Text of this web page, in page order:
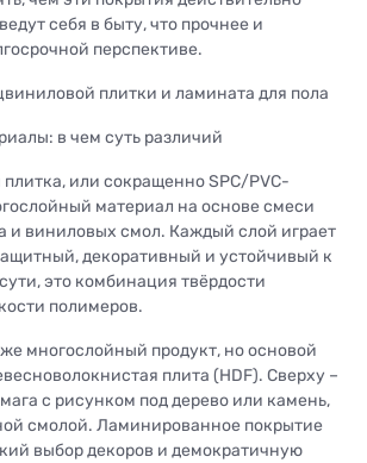
себя в быту, что прочнее и
перспективе.
плитки и ламината для пола
в чем суть различий
или сокращенно SPC/PVC-
материал на основе смеси
и виниловых смол. Каждый слой играет
декоративный и устойчивый к
это комбинация твёрдости
полимеров.
многослойный продукт, но основой
плита (HDF). Сверху –
с рисунком под дерево или камень,
смолой. Ламинированное покрытие
выбор декоров и демократичную